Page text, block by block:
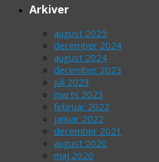
Arkiver
august 2025
december 2024
august 2024
december 2023
juli 2023
marts 2023
februar 2022
januar 2022
december 2021
august 2020
maj 2020